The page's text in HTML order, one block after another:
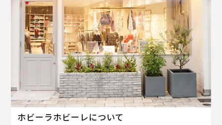
ホビーラホビーレについて